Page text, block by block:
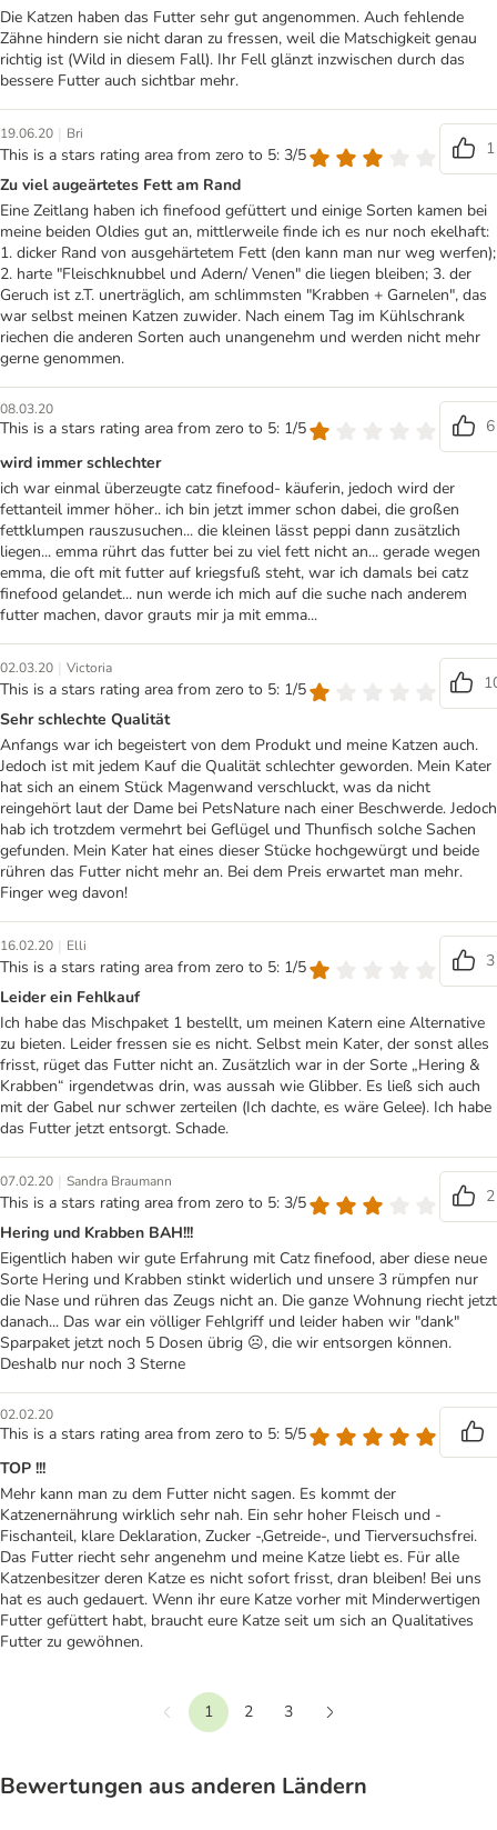
Die Katzen haben das Futter sehr gut angenommen. Auch fehlende
Zähne hindern sie nicht daran zu fressen, weil die Matschigkeit genau
richtig ist (Wild in diesem Fall). Ihr Fell glänzt inzwischen durch das
bessere Futter auch sichtbar mehr.
19.06.20 | Bri
This is a stars rating area from zero to 5: 3/5
1
Zu viel augeärtetes Fett am Rand
Eine Zeitlang haben ich finefood gefüttert und einige Sorten kamen bei
meine beiden Oldies gut an, mittlerweile finde ich es nur noch ekelhaft:
1. dicker Rand von ausgehärtetem Fett (den kann man nur weg werfen);
2. harte "Fleischknubbel und Adern/ Venen" die liegen bleiben; 3. der
Geruch ist z.T. unerträglich, am schlimmsten "Krabben + Garnelen", das
war selbst meinen Katzen zuwider. Nach einem Tag im Kühlschrank
riechen die anderen Sorten auch unangenehm und werden nicht mehr
gerne genommen.
08.03.20
This is a stars rating area from zero to 5: 1/5
6
wird immer schlechter
ich war einmal überzeugte catz finefood- käuferin, jedoch wird der
fettanteil immer höher.. ich bin jetzt immer schon dabei, die großen
fettklumpen rauszusuchen... die kleinen lässt peppi dann zusätzlich
liegen... emma rührt das futter bei zu viel fett nicht an... gerade wegen
emma, die oft mit futter auf kriegsfuß steht, war ich damals bei catz
finefood gelandet... nun werde ich mich auf die suche nach anderem
futter machen, davor grauts mir ja mit emma...
02.03.20 | Victoria
This is a stars rating area from zero to 5: 1/5
Sehr schlechte Qualität
Anfangs war ich begeistert von dem Produkt und meine Katzen auch.
Jedoch ist mit jedem Kauf die Qualität schlechter geworden. Mein Kater
hat sich an einem Stück Magenwand verschluckt, was da nicht
reingehört laut der Dame bei PetsNature nach einer Beschwerde. Jedoch
hab ich trotzdem vermehrt bei Geflügel und Thunfisch solche Sachen
gefunden. Mein Kater hat eines dieser Stücke hochgewürgt und beide
rühren das Futter nicht mehr an. Bei dem Preis erwartet man mehr.
Finger weg davon!
16.02.20 | Elli
This is a stars rating area from zero to 5: 1/5
3
Leider ein Fehlkauf
Ich habe das Mischpaket 1 bestellt, um meinen Katern eine Alternative
zu bieten. Leider fressen sie es nicht. Selbst mein Kater, der sonst alles
frisst, rüget das Futter nicht an. Zusätzlich war in der Sorte „Hering &
Krabben“ irgendetwas drin, was aussah wie Glibber. Es ließ sich auch
mit der Gabel nur schwer zerteilen (Ich dachte, es wäre Gelee). Ich habe
das Futter jetzt entsorgt. Schade.
07.02.20 | Sandra Braumann
This is a stars rating area from zero to 5: 3/5
2
Hering und Krabben BAH!!!
Eigentlich haben wir gute Erfahrung mit Catz finefood, aber diese neue
Sorte Hering und Krabben stinkt widerlich und unsere 3 rümpfen nur
die Nase und rühren das Zeugs nicht an. Die ganze Wohnung riecht jetzt
danach... Das war ein völliger Fehlgriff und leider haben wir "dank"
Sparpaket jetzt noch 5 Dosen übrig ☹️, die wir entsorgen können.
Deshalb nur noch 3 Sterne
02.02.20
This is a stars rating area from zero to 5: 5/5
TOP !!!
Mehr kann man zu dem Futter nicht sagen. Es kommt der
Katzenernährung wirklich sehr nah. Ein sehr hoher Fleisch und -
Fischanteil, klare Deklaration, Zucker -,Getreide-, und Tierversuchsfrei.
Das Futter riecht sehr angenehm und meine Katze liebt es. Für alle
Katzenbesitzer deren Katze es nicht sofort frisst, dran bleiben! Bei uns
hat es auch gedauert. Wenn ihr eure Katze vorher mit Minderwertigen
Futter gefüttert habt, braucht eure Katze seit um sich an Qualitatives
Futter zu gewöhnen.
Vorherige
1 2
3
Bewertungen aus anderen Ländern